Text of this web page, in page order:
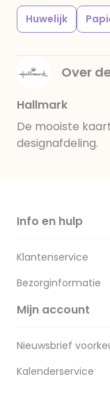
Huwelijk
Over
Hallmark
De mooiste
designafdeling.
Info en hulp
Klantenservice
Bezorginformatie
Mijn account
Nieuwsbrief
Kalenderservice